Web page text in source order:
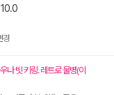
10.0
경
나 빗 키링. 레트로 물병(이